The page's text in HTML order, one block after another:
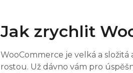
Jak zrychlit
WooCommerce je velká a
rostou. Už dávno vám pro